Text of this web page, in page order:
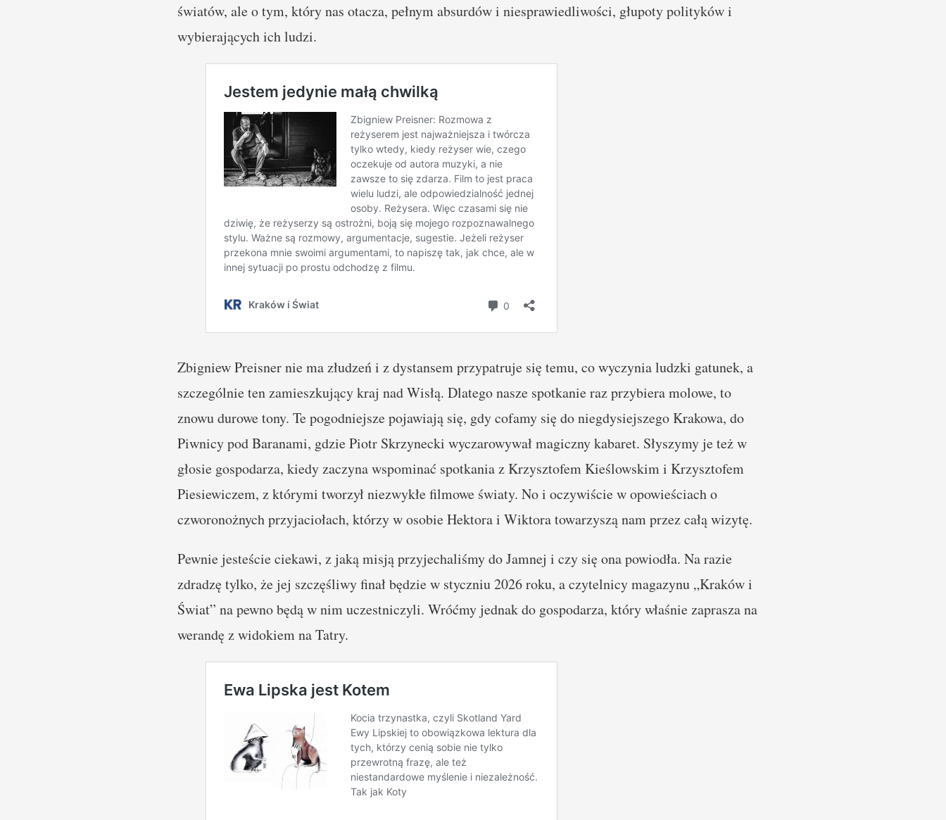
światów, ale o tym, który nas otacza, pełnym absurdów i niesprawiedliwości, głupoty polityków i
wybierających ich ludzi.
Zbigniew Preisner nie ma złudzeń i z dystansem przypatruje się temu, co wyczynia ludzki gatunek, a
szczególnie ten zamieszkujący kraj nad Wisłą. Dlatego nasze spotkanie raz przybiera molowe, to
znowu durowe tony. Te pogodniejsze pojawiają się, gdy cofamy się do niegdysiejszego Krakowa, do
Piwnicy pod Baranami, gdzie Piotr Skrzynecki wyczarowywał magiczny kabaret. Słyszymy je też w
głosie gospodarza, kiedy zaczyna wspominać spotkania z Krzysztofem Kieślowskim i Krzysztofem
Piesiewiczem, z którymi tworzył niezwykłe filmowe światy. No i oczywiście w opowieściach o
czworonożnych przyjaciołach, którzy w osobie Hektora i Wiktora towarzyszą nam przez całą wizytę.
Pewnie jesteście ciekawi, z jaką misją przyjechaliśmy do Jamnej i czy się ona powiodła. Na razie
zdradzę tylko, że jej szczęśliwy finał będzie w styczniu 2026 roku, a czytelnicy magazynu „Kraków i
Świat” na pewno będą w nim uczestniczyli. Wróćmy jednak do gospodarza, który właśnie zaprasza na
werandę z widokiem na Tatry.